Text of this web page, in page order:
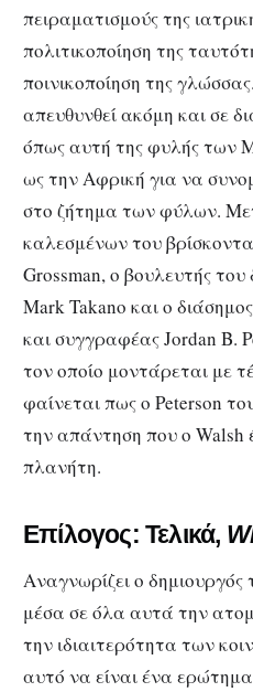
πειραματισμούς της
πολιτικοποίηση της
ποινικοποίηση της
απευθυνθεί ακόμη και σε
όπως αυτή της φυλής των
ως την Αφρική για να
στο ζήτημα των φύλων.
καλεσμένων του
Grossman, o βουλευτής
Mark Takano και ο
και συγγραφέας Jordan B.
τον οποίο μοντάρεται με
φαίνεται πως ο Peterson
την απάντηση που ο Walsh
πλανήτη.
Επίλογος: Τελικά,
Αναγνωρίζει ο δημιουργός
μέσα σε όλα αυτά την
την ιδιαιτερότητα των
αυτό να είναι ένα